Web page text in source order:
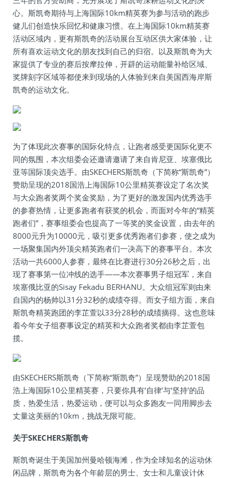
心。斯凯奇期待与上海国际10km精英赛为参与活动的跑步
健儿们创造快乐回忆和健康习惯。在上海国际10km精英赛
活动区域内，更有斯凯奇的活动展台互动区供大家体验，让
所有喜欢运动文化的朋友找到自己的归宿。以及斯凯奇为大
家提供了专业的赛后按摩拉伸，开辟的运动能量补给区域、
奖牌刻字区域等都使来到现场的人体验到来自美国西海岸斯
凯奇的运动文化。
为了体现此次赛事的国际化特点，让跑者感受更国际化更不
同的氛围，本次组委会还邀请邀请了来自肯尼亚、埃塞俄比
亚等国际顶尖选手。由SKECHERS斯凯奇（下简称“斯凯奇”）
赞助呈现的2018国浩上海国际10公里精英赛设定了名次奖
与大众跑者奖两个奖金奖励，为了更好的激发国内优秀选手
的参赛热情，让更多跑者有获奖的机会，而面对今年的“精英
跑者们”，赛事组委会也提高了一等奖的奖金设置，由去年的
8000元升为10000元，吸引更多优秀跑者们参赛，使之成为
一场聚集国内外顶尖精英跑者们一决高下的赛事平台。本次
活动一共6000人参赛，最终在比赛进行30分26秒之后，出
现了赛事第一位冲线的选手——本次赛事男子组冠军，来自
埃塞俄比亚的Sisay Fekadu BERHANU。大众组冠军则由来
自国内的杨帅以31分32秒的成绩夺得。而女子组方面，来自
斯凯奇精英跑团的李芷萱以33分28秒的成绩摘得。这也意味
着今年女子组赛事设定的精英和大众跑者奖都由李芷萱包
揽。
由SKECHERS斯凯奇（下简称“斯凯奇”）呈现赞助的2018国
浩上海国际10公里精英赛，只要你具有‘自律’与‘坚持’的品
质，热爱生活，热爱运动，便可以与众多跑友一同用脚步去
丈量这美丽的10km，挑战无限可能。
关于SKECHERS斯凯奇
斯凯奇诞生于美国加州曼哈顿海滩，作为全球知名的运动休
闲品牌，斯凯奇为各个年龄层的男士、女士和儿童设计休